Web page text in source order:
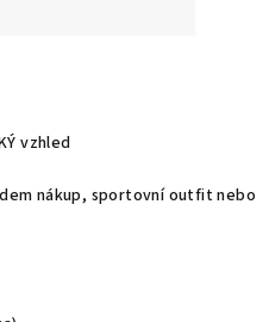
vzhled
nákup, sportovní outfit nebo